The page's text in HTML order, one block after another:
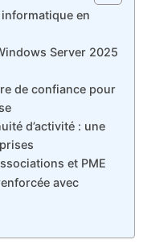
en
Server 2025
de confiance pour
d’activité : une
et PME
avec